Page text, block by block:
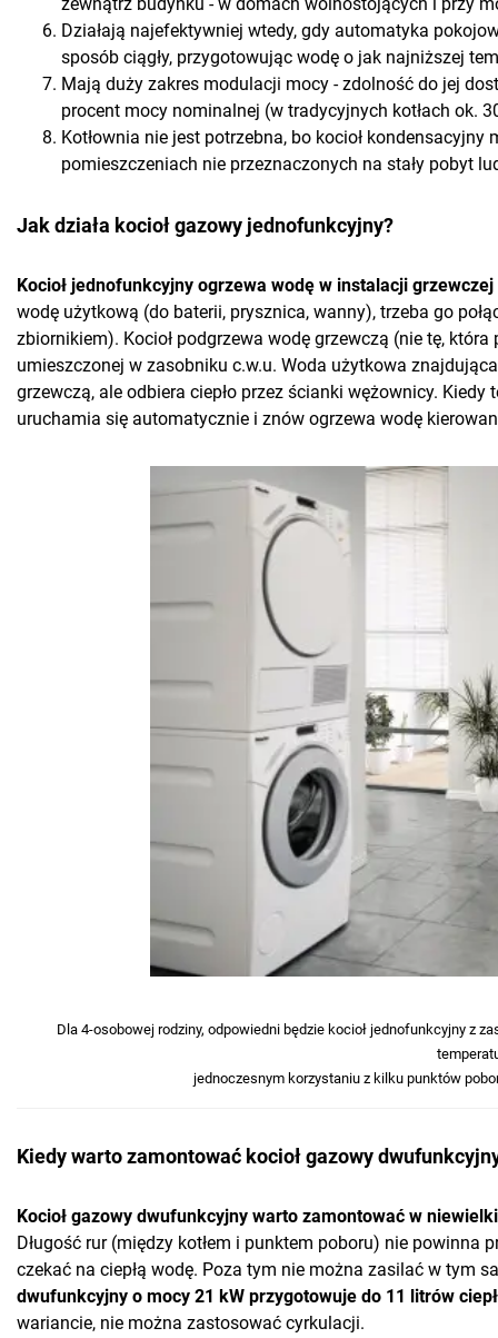
Działają najefektywniej wtedy, gdy automatyka
sposób ciągły, przygotowując wodę o jak najniższej
Mają duży zakres modulacji mocy - zdolność do jej
procent mocy nominalnej (w tradycyjnych kotłach ok.
Kotłownia nie jest potrzebna, bo kocioł
pomieszczeniach nie przeznaczonych na stały pobyt
Jak działa kocioł gazowy jednofunkcyjny?
Kocioł jednofunkcyjny ogrzewa wodę w instalacji grzewczej
wodę użytkową (do baterii, prysznica, wanny), trzeba go
zbiornikiem). Kocioł podgrzewa wodę grzewczą (nie tę,
umieszczonej w zasobniku c.w.u. Woda użytkowa
grzewczą, ale odbiera ciepło przez ścianki wężownicy.
uruchamia się automatycznie i znów ogrzewa wodę
Dla 4-osobowej rodziny, odpowiedni będzie kocioł jednofunkcyjny z
jednoczesnym korzystaniu z kilku punktów
Kiedy warto zamontować kocioł gazowy
Kocioł gazowy dwufunkcyjny warto zamontować w
Długość rur (między kotłem i punktem poboru) nie powinna
czekać na ciepłą wodę. Poza tym nie można zasilać w tym
dwufunkcyjny o mocy 21 kW przygotowuje do 11 litrów
wariancie, nie można zastosować cyrkulacji.